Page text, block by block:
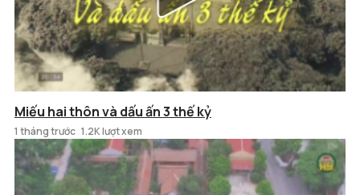
Miếu hai thôn và dấu ấn 3 thế kỷ
1 tháng trước 1.2K lượt xem